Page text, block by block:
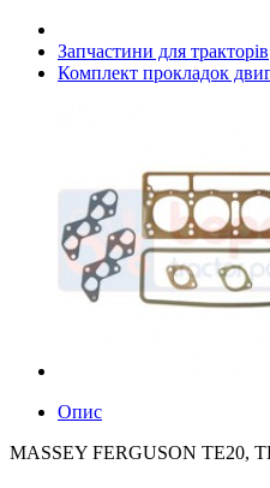
Запчастини для тракторів
Комплект прокладок
Опис
MASSEY FERGUSON TE20,